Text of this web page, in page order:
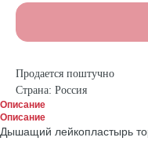
Продается поштучно
Страна: Россия
Описание
Описание
Дышащий лейкопластырь